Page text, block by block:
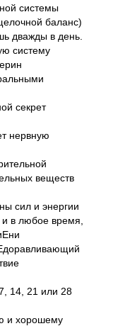
системы
баланс)
дважды в день.
систему
секрет
нервную
веществ
сил и энергии
в любое время,
14, 21 или 28
и хорошему